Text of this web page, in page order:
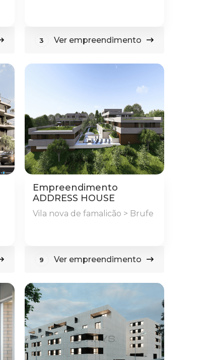
3 Ver empreendimento
Empreendimento
ADDRESS HOUSE
Vila nova de famalicão > Brufe
9 Ver empreendimento